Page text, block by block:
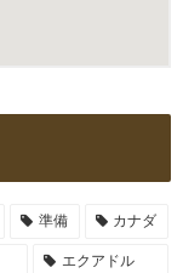
準備 カナダ
エクアドル